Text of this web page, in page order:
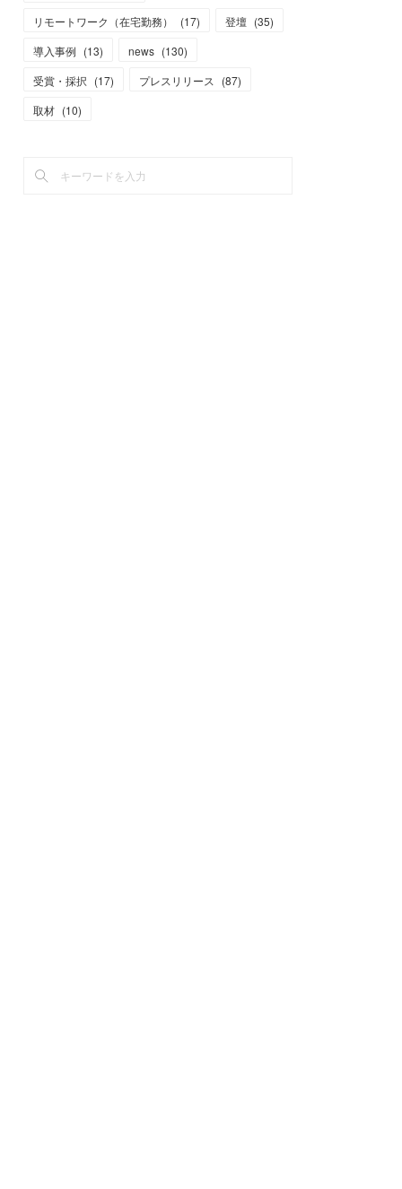
リモートワーク（在宅勤務）
(17) 登壇 (35)
導入事例 (13) news (130)
受賞・採択 (17) プレスリリース (87)
取材 (10)